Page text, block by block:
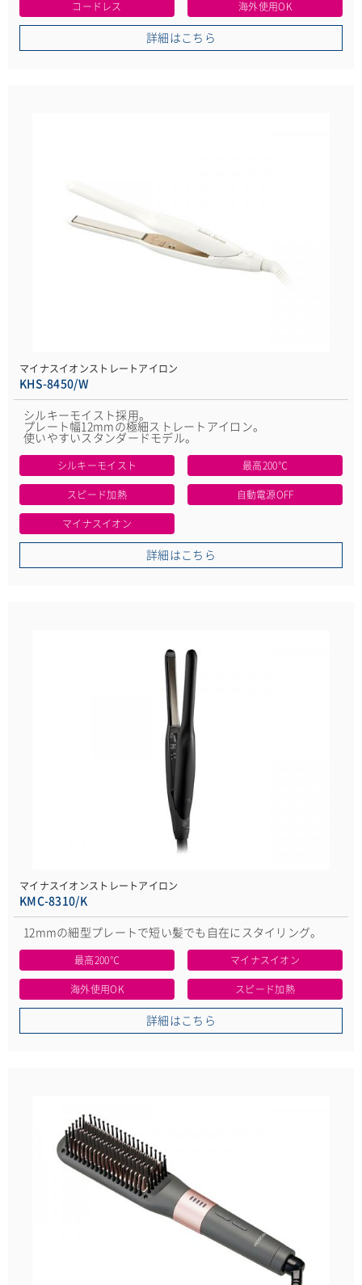
コードレス 海外使用OK
詳細はこちら
マイナスイオンストレートアイロン
KHS-8450/W
シルキーモイスト採用。
プレート幅12mmの極細ストレートアイロン。
使いやすいスタンダードモデル。
シルキーモイスト 最高200℃
スピード加熱 自動電源OFF
マイナスイオン
詳細はこちら
マイナスイオンストレートアイロン
KMC-8310/K
12mmの細型プレートで短い髪でも自在にスタイリング。
最高200℃ マイナスイオン
海外使用OK スピード加熱
詳細はこちら